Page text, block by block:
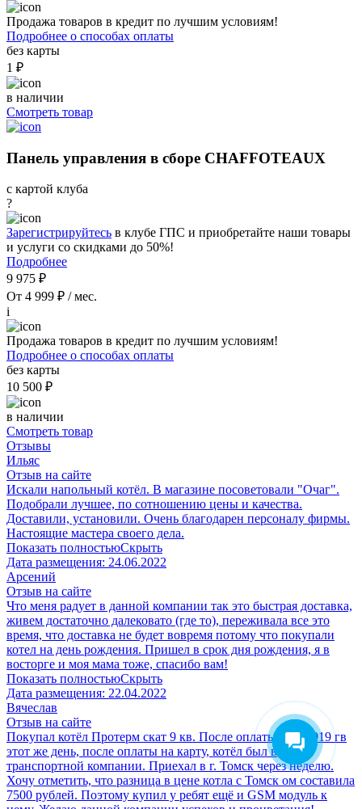
Продажа товаров в кредит по лучшим условиям!
Подробнее о способах оплаты
без карты
1 ₽
в наличии
Смотреть товар
Панель управления в сборе CHAFFOTEAUX
с картой клуба
?
Зарегистрируйтесь в клубе ГПС и приобретайте наши товары
и услуги со скидками до 50%!
Подробнее
9 975 ₽
От 4 999 ₽ / мес.
i
Продажа товаров в кредит по лучшим условиям!
Подробнее о способах оплаты
без карты
10 500 ₽
в наличии
Смотреть товар
Отзывы
Ильяс
Отзыв на сайте
Искали напольный котёл. В магазине посоветовали "Очаг".
Подобрали лучшее, по сотношению цены и качества.
Доставили, установили. Очень благодарен персоналу фирмы.
Настоящие мастера своего дела.
Показать полностьюСкрыть
Дата размещения: 24.06.2022
Арсений
Отзыв на сайте
Что меня радует в данной компании так это быстрая доставка,
живем достаточно далековато (где то), переживала все это
время, что доставка не будет вовремя потому что покупали
котел на день рождения. Пришел в срок дня рождения, я в
восторге и моя мама тоже, спасибо вам!
Показать полностьюСкрыть
Дата размещения: 22.04.2022
Вячеслав
Отзыв на сайте
Покупал котёл Протерм скат 9 кв. После оплаты 8 10 2019 гв
этот же день, после оплаты на карту, котёл был в
транспортной компании. Приехал в г. Томск через неделю.
Хочу отметить, что разница в цене котла с Томск ом составила
7500 рублей. Поэтому купил у ребят ещё и GSM модуль к